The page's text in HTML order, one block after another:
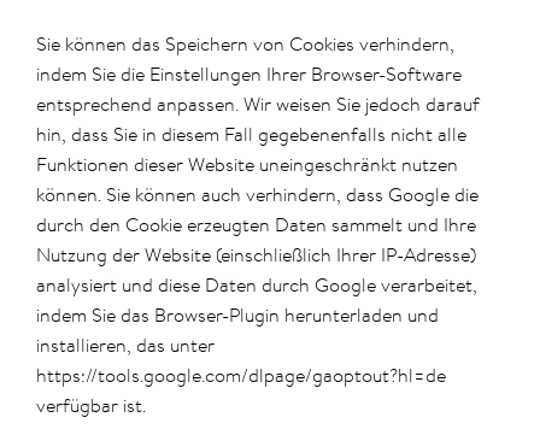
Sie können das Speichern von Cookies verhindern,
indem Sie die Einstellungen Ihrer Browser-Software
entsprechend anpassen. Wir weisen Sie jedoch darauf
hin, dass Sie in diesem Fall gegebenenfalls nicht alle
Funktionen dieser Website uneingeschränkt nutzen
können. Sie können auch verhindern, dass Google die
durch den Cookie erzeugten Daten sammelt und Ihre
Nutzung der Website (einschließlich Ihrer IP-Adresse)
analysiert und diese Daten durch Google verarbeitet,
indem Sie das Browser-Plugin herunterladen und
installieren, das unter
https://tools.google.com/dlpage/gaoptout?hl=de
verfügbar ist.